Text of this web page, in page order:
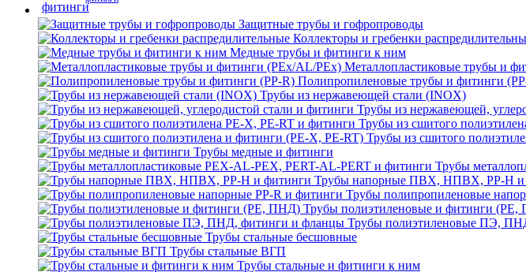
Защитные трубы и гофропроводы
Коллекторы и гребенки
Медные трубы и фитинги к ним
Металлопластиковые трубы и
Полипропиленовые трубы и фитинги
Трубы из нержавеющей стали (INOX)
Трубы из нержавеющей,
Трубы из сшитого
Трубы из сшитого
Трубы медные и фитинги
Трубы
Трубы напорные ПВХ, НПВХ, PP-H и
Трубы полипропиленовые
Трубы полиэтиленовые и фитинги
Трубы полиэтиленовые ПЭ,
Трубы стальные бесшовные
Трубы стальные ВГП
Трубы стальные и фитинги к ним